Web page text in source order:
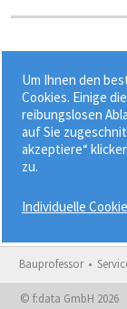
Stichworte:
Bahnsteigkante
Glasdicke
Bauprofessor
© f:data GmbH 2026
Um Ihnen den
Cookies. Einige
reibungslosen
auf Sie
akzeptiere“
zu.
Individuelle